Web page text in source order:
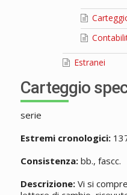
Estranei
Carteggio
serie
Estremi cronologici:
Consistenza:bb., fascc.
Descrizione:Vi si